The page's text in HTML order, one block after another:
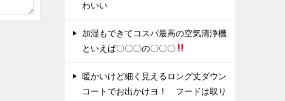
わいい
加湿もできてコスパ最高の空気清浄機
といえば〇〇〇の〇〇〇
暖かいけど細く見えるロング丈ダウン
コートでお出かけヨ！ フードは取り